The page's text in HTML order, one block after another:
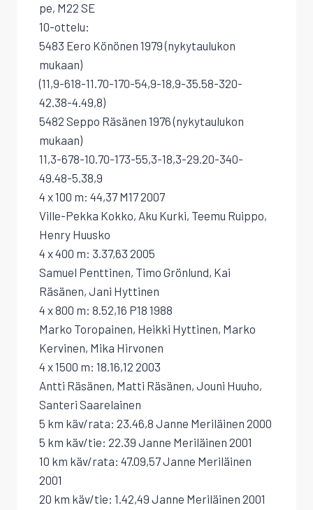
pe, M22 SE
10-ottelu:
5483 Eero Könönen 1979 (nykytaulukon
mukaan)
(11,9-618-11.70-170-54,9-18,9-35.58-320-
42.38-4.49,8)
5482 Seppo Räsänen 1976 (nykytaulukon
mukaan)
11,3-678-10.70-173-55,3-18,3-29.20-340-
49.48-5.38,9
4 x 100 m: 44,37 M17 2007
Ville-Pekka Kokko, Aku Kurki, Teemu Ruippo,
Henry Huusko
4 x 400 m: 3.37,63 2005
Samuel Penttinen, Timo Grönlund, Kai
Räsänen, Jani Hyttinen
4 x 800 m: 8.52,16 P18 1988
Marko Toropainen, Heikki Hyttinen, Marko
Kervinen, Mika Hirvonen
4 x 1500 m: 18.16,12 2003
Antti Räsänen, Matti Räsänen, Jouni Huuho,
Santeri Saarelainen
5 km käv/rata: 23.46,8 Janne Meriläinen 2000
5 km käv/tie: 22.39 Janne Meriläinen 2001
10 km käv/rata: 47.09,57 Janne Meriläinen
2001
20 km käv/tie: 1.42,49 Janne Meriläinen 2001